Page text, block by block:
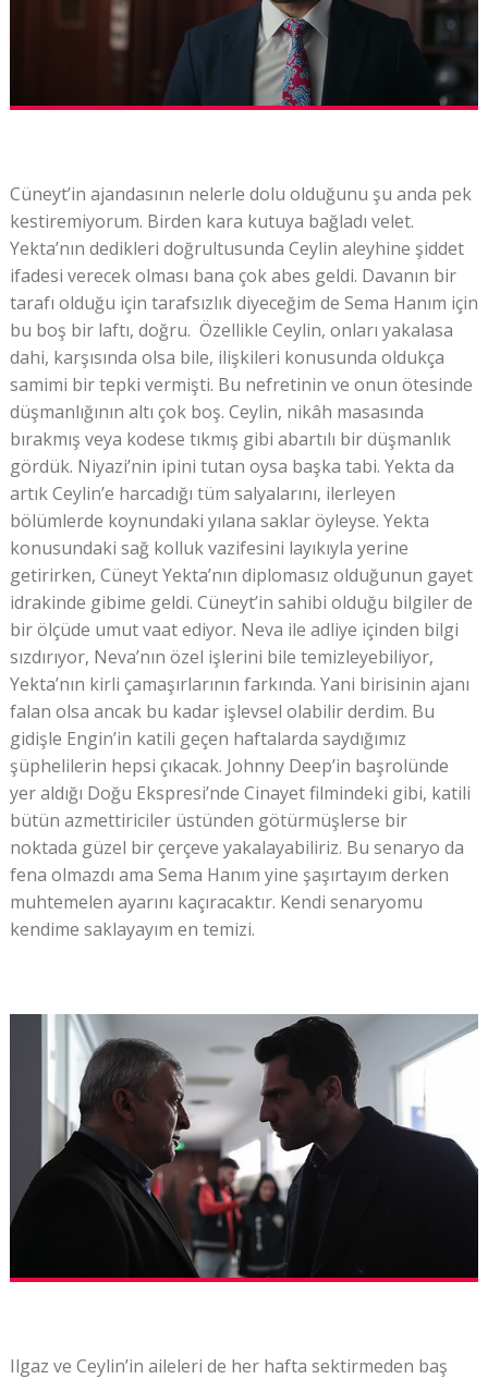
Cüneyt’in ajandasının nelerle dolu olduğunu şu anda pek
kestiremiyorum. Birden kara kutuya bağladı velet.
Yekta’nın dedikleri doğrultusunda Ceylin aleyhine şiddet
ifadesi verecek olması bana çok abes geldi. Davanın bir
tarafı olduğu için tarafsızlık diyeceğim de Sema Hanım için
bu boş bir laftı, doğru. Özellikle Ceylin, onları yakalasa
dahi, karşısında olsa bile, ilişkileri konusunda oldukça
samimi bir tepki vermişti. Bu nefretinin ve onun ötesinde
düşmanlığının altı çok boş. Ceylin, nikâh masasında
bırakmış veya kodese tıkmış gibi abartılı bir düşmanlık
gördük. Niyazi’nin ipini tutan oysa başka tabi. Yekta da
artık Ceylin’e harcadığı tüm salyalarını, ilerleyen
bölümlerde koynundaki yılana saklar öyleyse. Yekta
konusundaki sağ kolluk vazifesini layıkıyla yerine
getirirken, Cüneyt Yekta’nın diplomasız olduğunun gayet
idrakinde gibime geldi. Cüneyt’in sahibi olduğu bilgiler de
bir ölçüde umut vaat ediyor. Neva ile adliye içinden bilgi
sızdırıyor, Neva’nın özel işlerini bile temizleyebiliyor,
Yekta’nın kirli çamaşırlarının farkında. Yani birisinin ajanı
falan olsa ancak bu kadar işlevsel olabilir derdim. Bu
gidişle Engin’in katili geçen haftalarda saydığımız
şüphelilerin hepsi çıkacak. Johnny Deep’in başrolünde
yer aldığı Doğu Ekspresi’nde Cinayet filmindeki gibi, katili
bütün azmettiriciler üstünden götürmüşlerse bir
noktada güzel bir çerçeve yakalayabiliriz. Bu senaryo da
fena olmazdı ama Sema Hanım yine şaşırtayım derken
muhtemelen ayarını kaçıracaktır. Kendi senaryomu
kendime saklayayım en temizi.
Ilgaz ve Ceylin’in aileleri de her hafta sektirmeden baş